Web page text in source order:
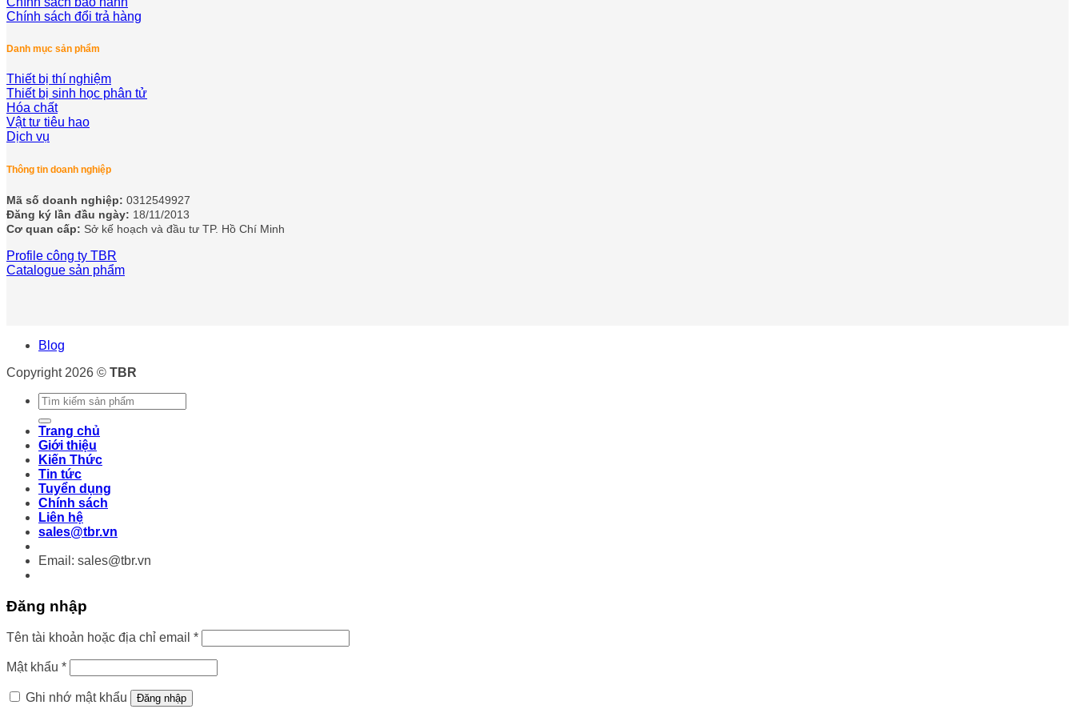
Chính sách đổi trả hàng
Danh mục sản phẩm
Thiết bị thí nghiệm
Thiết bị sinh học phân tử
Hóa chất
Vật tư tiêu hao
Dịch vụ
Thông tin doanh nghiệp
Mã số doanh nghiệp: 0312549927
Đăng ký lần đầu ngày: 18/11/2013
Cơ quan cấp: Sở kế hoạch và đầu tư TP. Hồ Chí Minh
Profile công ty TBR
Catalogue sản phẩm
Blog
Copyright 2026 © TBR
Tìm
kiếm:
Trang chủ
Giới thiệu
Kiến Thức
Tin tức
Tuyển dụng
Chính sách
Liên hệ
sales@tbr.vn
Email: sales@tbr.vn
Đăng nhập
Tên tài khoản hoặc địa chỉ email *Bắt
buộc
Mật khẩu *Bắt
buộc
Ghi nhớ mật khẩu
Đăng nhập